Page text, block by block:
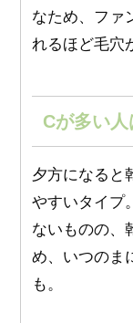
なため、ファ
れるほど毛穴
Cが多い人
夕方になると
やすいタイプ
ないものの、
め、いつのま
も。